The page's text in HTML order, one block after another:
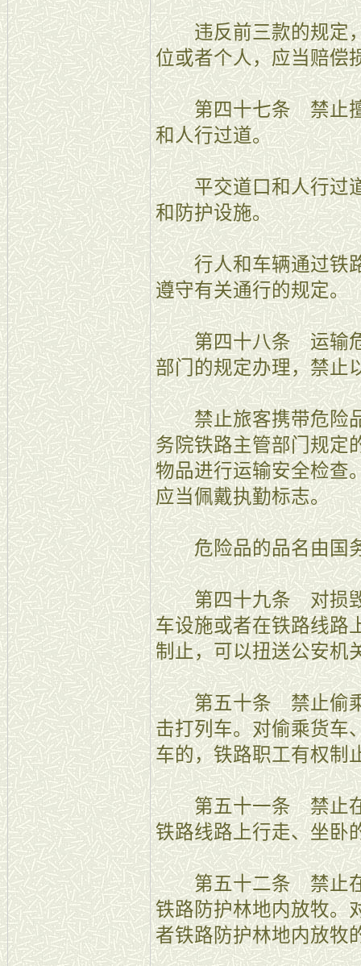
违反前三款的规定，
位或者个人，应当赔偿
第四十七条 禁止擅
和人行过道。
平交道口和人行过道
和防护设施。
行人和车辆通过铁路
遵守有关通行的规定。
第四十八条 运输危
部门的规定办理，禁止
禁止旅客携带危险品
务院铁路主管部门规定
物品进行运输安全检查
应当佩戴执勤标志。
危险品的品名由国务
第四十九条 对损毁
车设施或者在铁路线路
制止，可以扭送公安机
第五十条 禁止偷乘
击打列车。对偷乘货车
车的，铁路职工有权制
第五十一条 禁止在
铁路线路上行走、坐卧
第五十二条 禁止在
铁路防护林地内放牧。
者铁路防护林地内放牧